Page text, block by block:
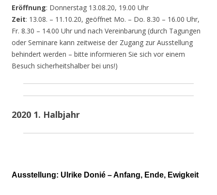
Eröffnung: Donnerstag 13.08.20, 19.00 Uhr
Zeit: 13.08. – 11.10.20, geöffnet Mo. – Do. 8.30 – 16.00 Uhr,
Fr. 8.30 – 14.00 Uhr und nach Vereinbarung (durch Tagungen
oder Seminare kann zeitweise der Zugang zur Ausstellung
behindert werden – bitte informieren Sie sich vor einem
Besuch sicherheitshalber bei uns!)
2020 1. Halbjahr
Ausstellung: Ulrike Donié – Anfang, Ende, Ewigkeit